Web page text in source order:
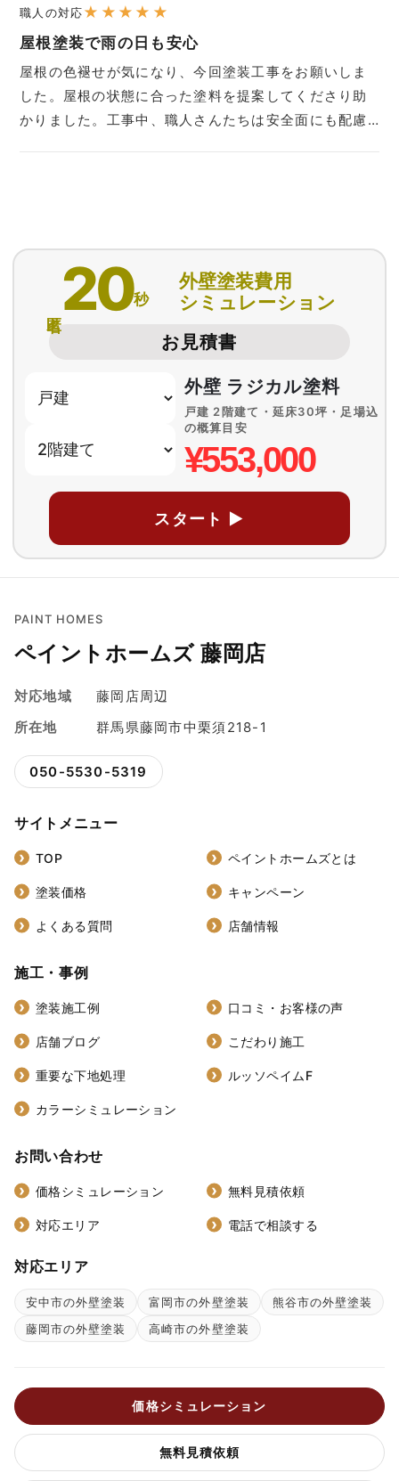
職人の対応★ ★ ★ ★ ★
屋根塗装で雨の日も安心
屋根の色褪せが気になり、今回塗装工事をお願いしま
した。屋根の状態に合った塗料を提案してくださり助
かりました。工事中、職人さんたちは安全面にも配慮…
20秒
外壁塗装費用
シミュレーション
お見積書
外壁 ラジカル塗料
戸建 2階建て・延床30坪・足場込
の概算目安
¥553,000
スタート ▶
PAINT HOMES
ペイントホームズ 藤岡店
対応地域
藤岡店周辺
所在地
群馬県藤岡市中栗須218-1
050-5530-5319
サイトメニュー
TOP ペイントホームズとは
塗装価格 キャンペーン
よくある質問 店舗情報
施工・事例
塗装施工例 口コミ・お客様の声
店舗ブログ こだわり施工
重要な下地処理 ルッソペイムF
カラーシミュレーション
お問い合わせ
価格シミュレーション 無料見積依頼
対応エリア 電話で相談する
対応エリア
安中市の外壁塗装 富岡市の外壁塗装
熊谷市の外壁塗装
藤岡市の外壁塗装
高崎市の外壁塗装
価格シミュレーション
無料見積依頼